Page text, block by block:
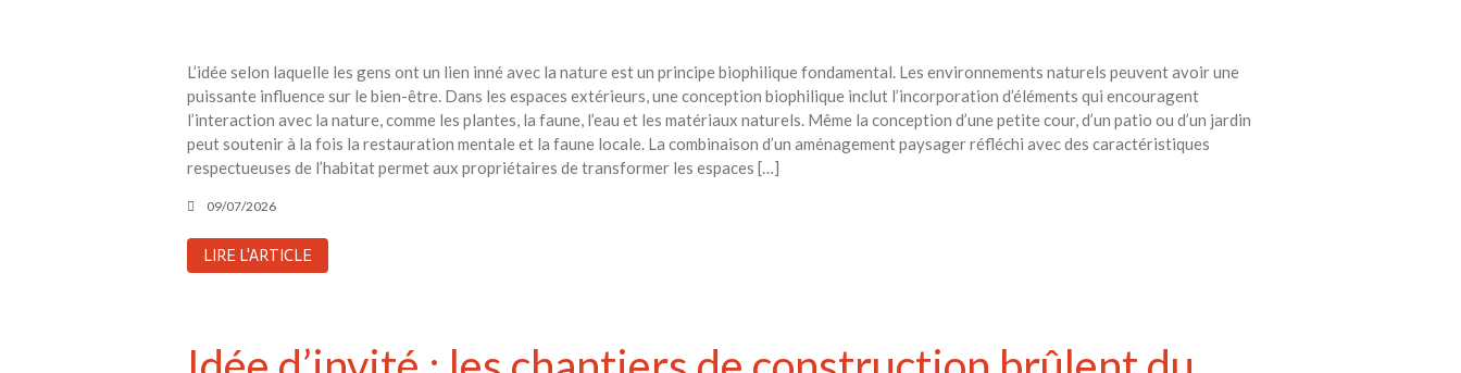
L’intelligence artificielle pour
biologiques – The Applied
L’idée selon laquelle les gens ont un lien inné avec la nature est un principe biophilique fondamental. Les environnements naturels peuvent avoir une
puissante influence sur le bien-être. Dans les espaces extérieurs, une conception biophilique inclut l’incorporation d’éléments qui encouragent
l’interaction avec la nature, comme les plantes, la faune, l’eau et les matériaux naturels. Même la conception d’une petite cour, d’un patio ou d’un jardin
peut soutenir à la fois la restauration mentale et la faune locale. La combinaison d’un aménagement paysager réfléchi avec des caractéristiques
respectueuses de l’habitat permet aux propriétaires de transformer les espaces […]
09/07/2026
LIRE L'ARTICLE